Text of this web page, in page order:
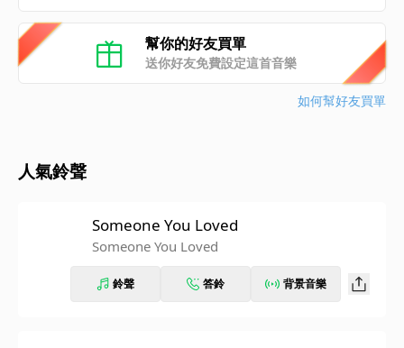
幫你的好友買單
送你好友免費設定這首音樂
如何幫好友買單
人氣鈴聲
Someone You Loved
Someone You Loved
鈴聲 答鈴 背景音樂